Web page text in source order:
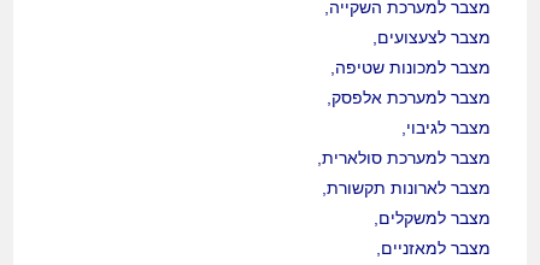
מצבר למערכת השקייה,
מצבר לצעצועים,
מצבר למכונות שטיפה,
מצבר למערכת אלפסק,
מצבר לגיבוי,
מצבר למערכת סולארית,
מצבר לארונות תקשורת,
מצבר למשקלים,
מצבר למאזניים,